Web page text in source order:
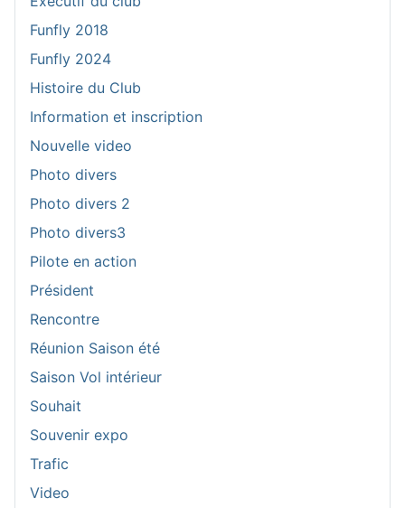
Funfly 2018
Funfly 2024
Histoire du Club
Information et inscription
Nouvelle video
Photo divers
Photo divers 2
Photo divers3
Pilote en action
Président
Rencontre
Réunion Saison été
Saison Vol intérieur
Souhait
Souvenir expo
Trafic
Video